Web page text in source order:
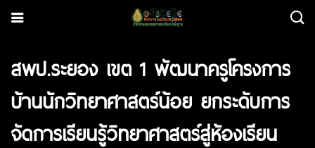
สพป.ระยอง เขต 1 พัฒนาครูโครงการ
บ้านนักวิทยาศาสตร์น้อย ยกระดับการ
จัดการเรียนรู้วิทยาศาสตร์สู่ห้องเรียน